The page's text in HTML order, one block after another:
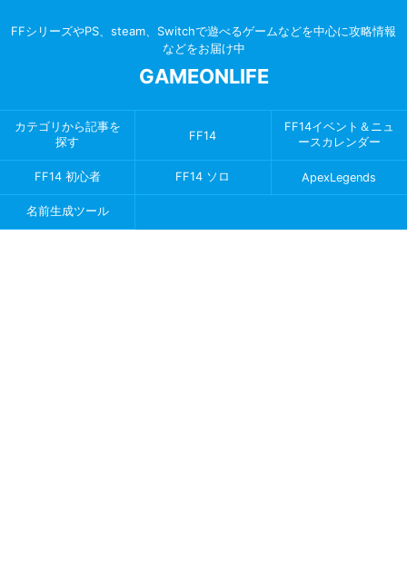
FFシリーズやPS、steam、Switchで遊べるゲームなどを中心に攻略情報
などをお届け中
GAMEONLIFE
カテゴリから記事を
探す
FF14
FF14イベント＆ニュ
ースカレンダー
FF14 初心者 FF14 ソロ ApexLegends
名前生成ツール